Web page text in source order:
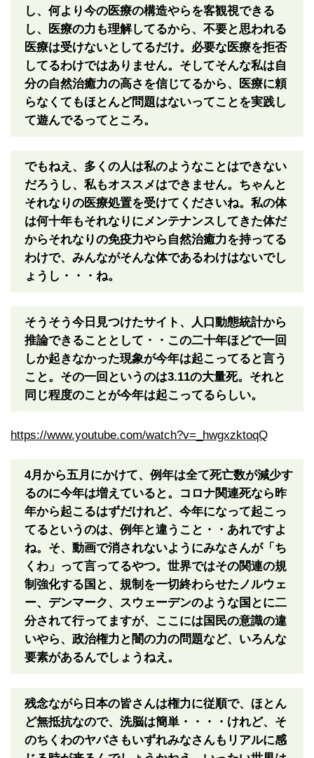
し、何より今の医療の構造やらを客観視できる
し、医療の力も理解してるから、不要と思われる
医療は受けないとしてるだけ。必要な医療を拒否
してるわけではありません。そしてそんな私は自
分の自然治癒力の高さを信じてるから、医療に頼
らなくてもほとんど問題はないってことを実践し
て遊んでるってところ。
でもねえ、多くの人は私のようなことはできない
だろうし、私もオススメはできません。ちゃんと
それなりの医療処置を受けてくださいね。私の体
は何十年もそれなりにメンテナンスしてきた体だ
からそれなりの免疫力やら自然治癒力を持ってる
わけで、みんながそんな体であるわけはないでし
ょうし・・・ね。
そうそう今日見つけたサイト、人口動態統計から
推論できることとして・・この二十年ほどで一回
しか起きなかった現象が今年は起こってると言う
こと。その一回というのは3.11の大量死。それと
同じ程度のことが今年は起こってるらしい。
https://www.youtube.com/watch?v=_hwgxzktoqQ
4月から五月にかけて、例年は全て死亡数が減少す
るのに今年は増えていると。コロナ関連死なら昨
年から起こるはずだけれど、今年になって起こっ
てるというのは、例年と違うこと・・あれですよ
ね。そ、動画で消されないようにみなさんが「ち
くわ」って言ってるやつ。世界ではその関連の規
制強化する国と、規制を一切終わらせたノルウェ
ー、デンマーク、スウェーデンのような国とに二
分されて行ってますが、ここには国民の意識の違
いやら、政治権力と闇の力の問題など、いろんな
要素があるんでしょうねえ。
残念ながら日本の皆さんは権力に従順で、ほとん
ど無抵抗なので、洗脳は簡単・・・・けれど、そ
のちくわのヤバさもいずれみなさんもリアルに感